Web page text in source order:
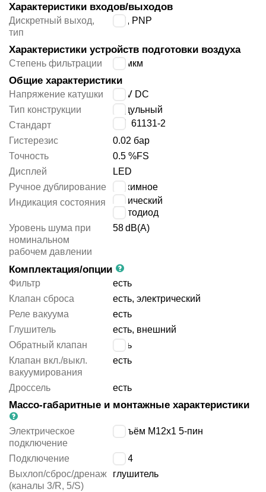
Характеристики входов/выходов
Дискретный выход,
тип
НО, PNP
Характеристики устройств подготовки воздуха
Степень фильтрации 40 мкм
Общие характеристики
Напряжение катушки
24 V DC
Тип конструкции
модульный
Стандарт
IEC 61131-2
Гистерезис
0.02 бар
Точность
0.5 %FS
Дисплей
LED
Ручное дублирование
нажимное
Индикация состояния
оптический
светодиод
Уровень шума при
номинальном
рабочем давлении
58dB(A)
Комплектация/опции
Фильтр
есть
Клапан сброса
есть, электрический
Реле вакуума
есть
Глушитель
есть, внешний
Обратный клапан
есть
Клапан вкл./выкл.
вакуумирования
есть
Дроссель есть
Массо-габаритные и монтажные характеристики
Электрическое
подключение
разъём M12x1 5-пин
Подключение
G1/4
Выхлоп/сброс/дренаж
(каналы 3/R, 5/S)
глушитель